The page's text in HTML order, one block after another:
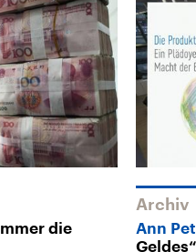
Immer die
Archiv
Ann